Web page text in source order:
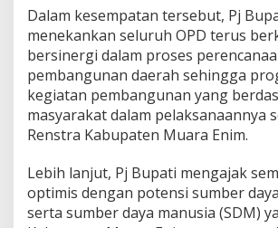
P
e
m
b
a
n
g
u
a
n
5
T
Dalam kesempatan tersebut, Pj
menekankan seluruh OPD terus
bersinergi dalam proses
pembangunan daerah sehingga
kegiatan pembangunan yang
masyarakat dalam pelaksanaannya
Renstra Kabupaten Muara Enim.
Lebih lanjut, Pj Bupati mengajak
optimis dengan potensi sumber
serta sumber daya manusia (SDM)